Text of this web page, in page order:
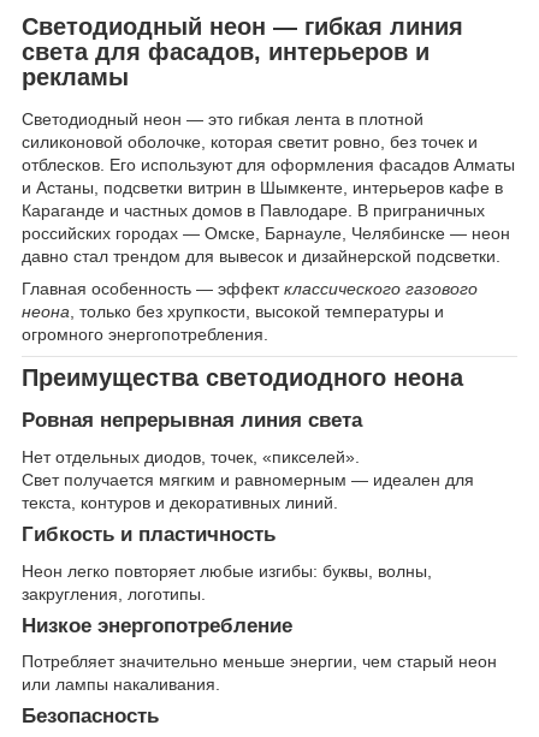
Светодиодный неон — гибкая линия
света для фасадов, интерьеров и
рекламы
Светодиодный неон — это гибкая лента в плотной
силиконовой оболочке, которая светит ровно, без точек и
отблесков. Его используют для оформления фасадов Алматы
и Астаны, подсветки витрин в Шымкенте, интерьеров кафе в
Караганде и частных домов в Павлодаре. В приграничных
российских городах — Омске, Барнауле, Челябинске — неон
давно стал трендом для вывесок и дизайнерской подсветки.
Главная особенность — эффектклассического газового
неона, только без хрупкости, высокой температуры и
огромного энергопотребления.
Преимущества светодиодного неона
Ровная непрерывная линия света
Нет отдельных диодов, точек, «пикселей».
Свет получается мягким и равномерным — идеален для
текста, контуров и декоративных линий.
Гибкость и пластичность
Неон легко повторяет любые изгибы: буквы, волны,
закругления, логотипы.
Низкое энергопотребление
Потребляет значительно меньше энергии, чем старый неон
или лампы накаливания.
Безопасность